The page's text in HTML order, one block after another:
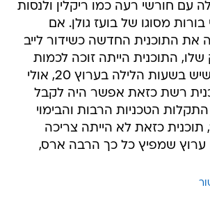
עם חורשי רעה כמו ריקלין ולנסות
מסוגו של בועז גולן. אם
את התוכנית החדשה כשידור לייב
שלו, התוכנית הייתה זוכה לכמות
צופים דומה לזו שיש בשעות הלילה בערוץ 20, אולי
רשת כזאת אפשר היה לקבל
הטכניות הרבות והבימוי
תוכנית כזאת לא הייתה צריכה
ערוץ שמפיץ כל כך הרבה ארס,